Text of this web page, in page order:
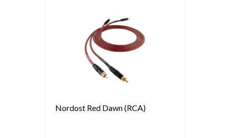
Nordost Red Dawn (RCA)